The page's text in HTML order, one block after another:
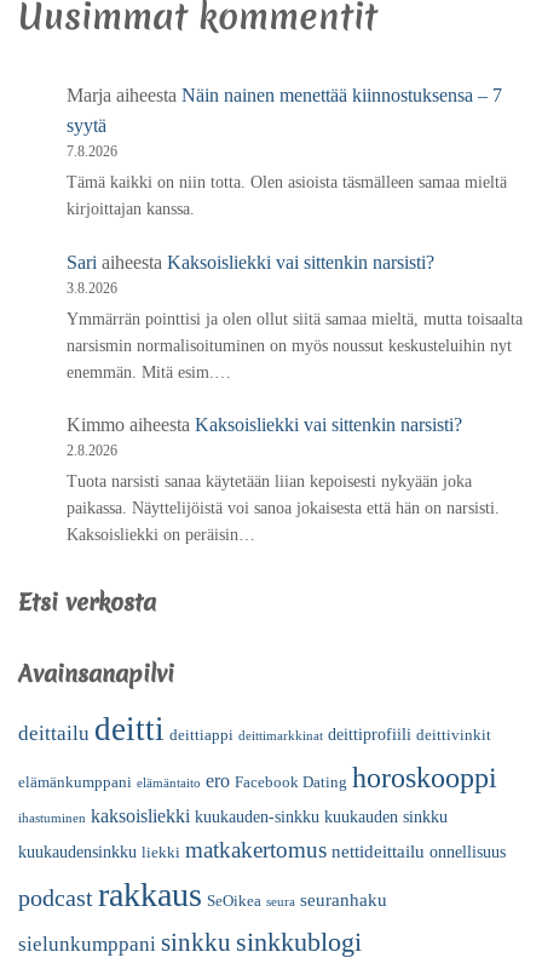
Uusimmat kommentit
Marja aiheesta Näin nainen menettää kiinnostuksensa – 7
syytä
7.8.2026
Tämä kaikki on niin totta. Olen asioista täsmälleen samaa mieltä
kirjoittajan kanssa.
Sari aiheesta Kaksoisliekki vai sittenkin narsisti?
3.8.2026
Ymmärrän pointtisi ja olen ollut siitä samaa mieltä, mutta toisaalta
narsismin normalisoituminen on myös noussut keskusteluihin nyt
enemmän. Mitä esim.…
Kimmo aiheesta Kaksoisliekki vai sittenkin narsisti?
2.8.2026
Tuota narsisti sanaa käytetään liian kepoisesti nykyään joka
paikassa. Näyttelijöistä voi sanoa jokaisesta että hän on narsisti.
Kaksoisliekki on peräisin…
Etsi verkosta
Avainsanapilvi
deittailu deitti deittiappi deittimarkkinat deittiprofiili deittivinkit
elämänkumppani elämäntaito ero Facebook Dating horoskooppi
ihastuminen kaksoisliekki kuukauden-sinkku kuukauden sinkku
kuukaudensinkku liekki matkakertomus nettideittailu onnellisuus
podcastrakkaus SeOikea seura seuranhaku
sielunkumppani sinkku sinkkublogi